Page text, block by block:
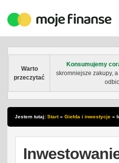
Warto
przeczytać
Konsumujemy
skromniejsze zakupy,
Jestem tutaj: Start» Giełda i inwestycje »
zacząć?